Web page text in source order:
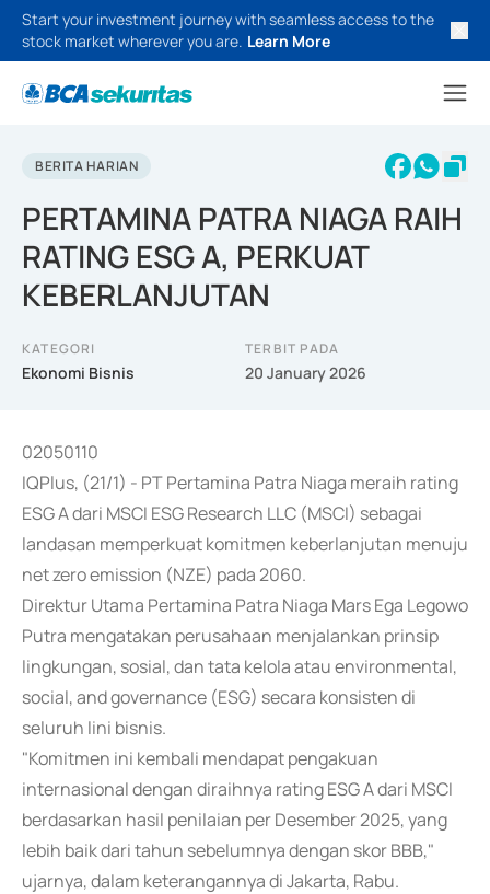
Start your investment journey with seamless access to the
stock market wherever you are. Learn More
BERITA HARIAN
PERTAMINA PATRA NIAGA RAIH
RATING ESG A, PERKUAT
KEBERLANJUTAN
KATEGORI
Ekonomi Bisnis
TERBIT PADA
20 January 2026
02050110
IQPlus, (21/1) - PT Pertamina Patra Niaga meraih rating
ESG A dari MSCI ESG Research LLC (MSCI) sebagai
landasan memperkuat komitmen keberlanjutan menuju
net zero emission (NZE) pada 2060.
Direktur Utama Pertamina Patra Niaga Mars Ega Legowo
Putra mengatakan perusahaan menjalankan prinsip
lingkungan, sosial, dan tata kelola atau environmental,
social, and governance (ESG) secara konsisten di
seluruh lini bisnis.
"Komitmen ini kembali mendapat pengakuan
internasional dengan diraihnya rating ESG A dari MSCI
berdasarkan hasil penilaian per Desember 2025, yang
lebih baik dari tahun sebelumnya dengan skor BBB,"
ujarnya, dalam keterangannya di Jakarta, Rabu.